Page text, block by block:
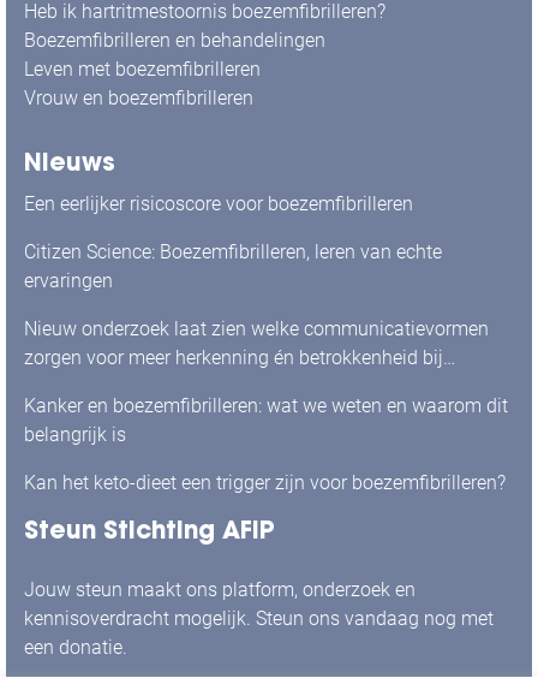
Heb ik hartritmestoornis boezemfibrilleren?
Boezemfibrilleren en behandelingen
Leven met boezemfibrilleren
Vrouw en boezemfibrilleren
Nieuws
Een eerlijker risicoscore voor boezemfibrilleren
Citizen Science: Boezemfibrilleren, leren van echte
ervaringen
Nieuw onderzoek laat zien welke communicatievormen
zorgen voor meer herkenning én betrokkenheid bij
Kanker en boezemfibrilleren: wat we weten en waarom dit
belangrijk is
Kan het keto-dieet een trigger zijn voor boezemfibrilleren?
Steun Stichting AFIP
Jouw steun maakt ons platform, onderzoek en
kennisoverdracht mogelijk. Steun ons vandaag nog met
een donatie.